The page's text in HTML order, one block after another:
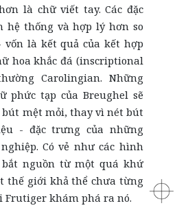
là chữ viết tay. Các đặc
hệ thống và hợp lý hơn so
là kết quả của kết hợp
hoa khắc đá (inscriptional
Carolingian. Những
phức tạp của Breughel sẽ
bút mệt mỏi, thay vì nét bút
- đặc trưng của những
Có vẻ như các hình
bắt nguồn từ một quá khứ
thế giới khả thể chưa từng
Frutiger khám phá ra nó.